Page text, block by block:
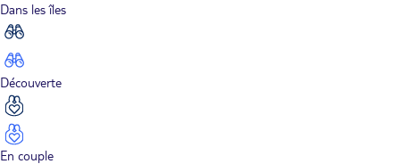
Dans les îles
Découverte
En couple